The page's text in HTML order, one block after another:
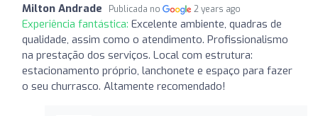
Milton Andrade Publicada no 2 years ago
Experiência fantástica: Excelente ambiente, quadras de
qualidade, assim como o atendimento. Profissionalismo
na prestação dos serviços. Local com estrutura:
estacionamento próprio, lanchonete e espaço para fazer
o seu churrasco. Altamente recomendado!